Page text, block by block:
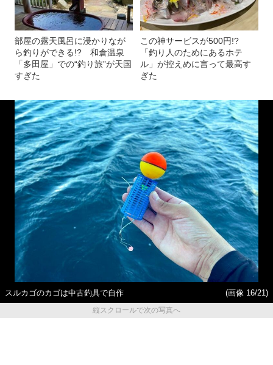
部屋の露天風呂に浸かりなが
ら釣りができる!? 和倉温泉
「多田屋」での“釣り旅”が天国
すぎた
この神サービスが500円!?
「釣り人のためにあるホテ
ル」が控えめに言って最高す
ぎた
スルカゴのカゴは中古釣具で自作
(画像 16/21)
縦スクロールで次の写真へ